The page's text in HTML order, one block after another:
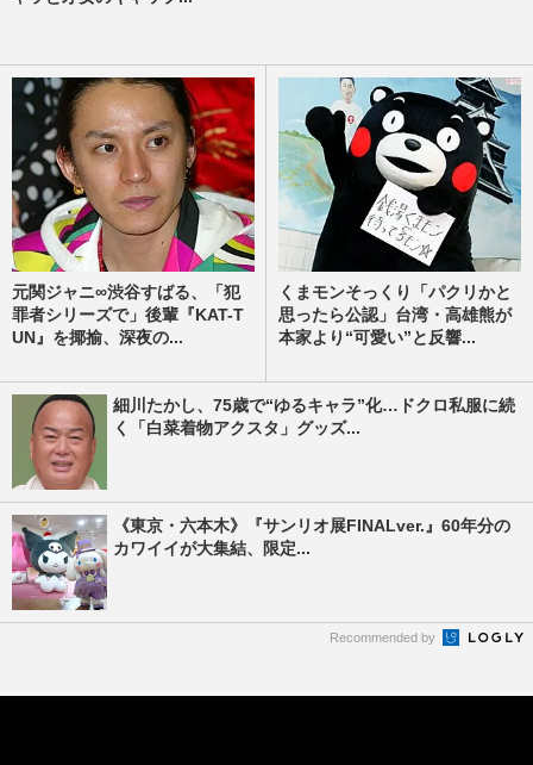
元関ジャニ∞渋谷すばる、「犯
罪者シリーズで」後輩『KAT-T
UN』を揶揄、深夜の...
くまモンそっくり「パクリかと
思ったら公認」台湾・高雄熊が
本家より“可愛い”と反響...
細川たかし、75歳で“ゆるキャラ”化…ドクロ私服に続
く「白菜着物アクスタ」グッズ...
《東京・六本木》『サンリオ展FINALver.』60年分の
カワイイが大集結、限定...
Recommended by